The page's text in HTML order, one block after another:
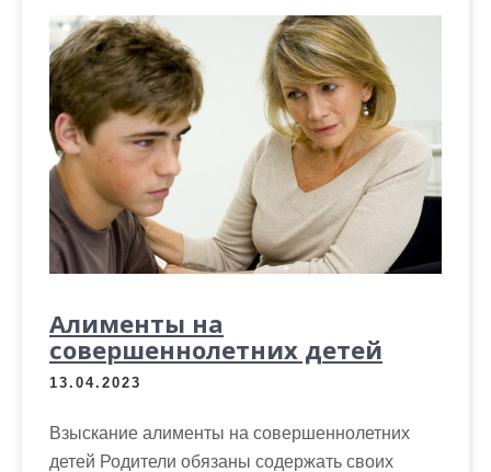
Алименты на
совершеннолетних детей
13.04.2023
Взыскание алименты на совершеннолетних
детей Родители обязаны содержать своих